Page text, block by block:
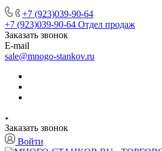
+7 (923)039-90-64
+7 (923)039-90-64 Отдел продаж
Заказать звонок
E-mail
sale@mnogo-stankov.ru
Заказать звонок
Войти